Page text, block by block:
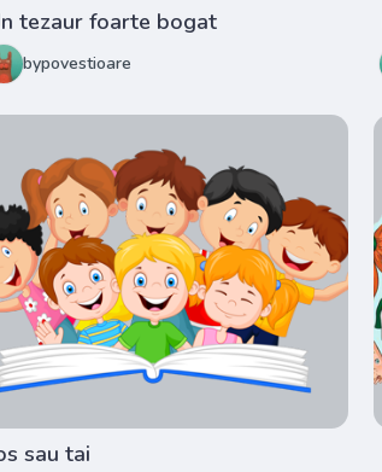
tezaur foarte bogat
bypovestioare
sau tai